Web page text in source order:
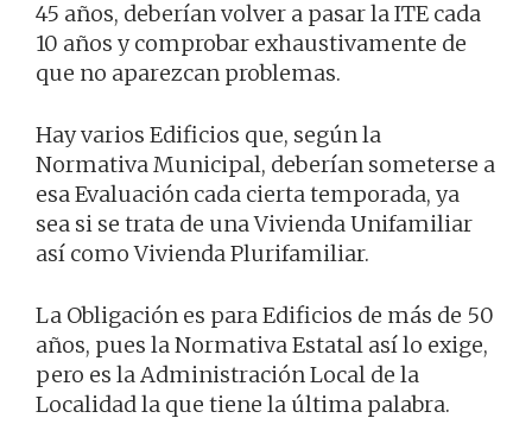
45 años, deberían volver a pasar la ITE cada
10 años y comprobar exhaustivamente de
que no aparezcan problemas.
Hay varios Edificios que, según la
Normativa Municipal, deberían someterse a
esa Evaluación cada cierta temporada, ya
sea si se trata de una Vivienda Unifamiliar
así como Vivienda Plurifamiliar.
La Obligación es para Edificios de más de 50
años, pues la Normativa Estatal así lo exige,
pero es la Administración Local de la
Localidad la que tiene la última palabra.